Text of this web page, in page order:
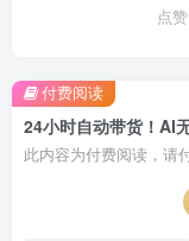
点赞
24小时自动带货！AI
此内容为付费阅读，请
付费阅读